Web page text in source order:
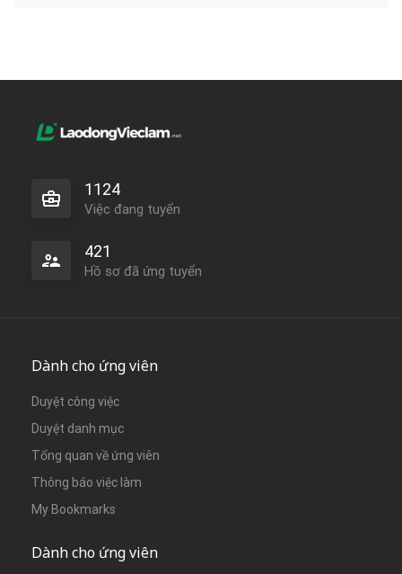
1124
Việc đang tuyển
421
Hồ sơ đã ứng tuyển
Dành cho ứng viên
Duyệt công việc
Duyệt danh mục
Tổng quan về ứng viên
Thông báo việc làm
My Bookmarks
Dành cho ứng viên